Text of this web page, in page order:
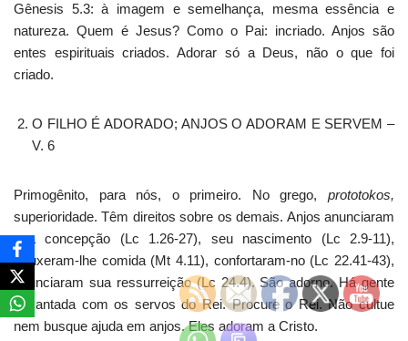
Gênesis 5.3: à imagem e semelhança, mesma essência e
natureza. Quem é Jesus? Como o Pai: incriado. Anjos são
entes espirituais criados. Adorar só a Deus, não o que foi
criado.
O FILHO É ADORADO; ANJOS O ADORAM E SERVEM –
V. 6
Primogênito, para nós, o primeiro. No grego, prototokos,
superioridade. Têm direitos sobre os demais. Anjos anunciaram
sua concepção (Lc 1.26-27), seu nascimento (Lc 2.9-11),
trouxeram-lhe comida (Mt 4.11), confortaram-no (Lc 22.41-43),
anunciaram sua ressurreição (Lc 24.4). São adorno. Há gente
encantada com os servos do Rei. Procure o Rei. Não cultue
nem busque ajuda em anjos. Eles adoram a Cristo.